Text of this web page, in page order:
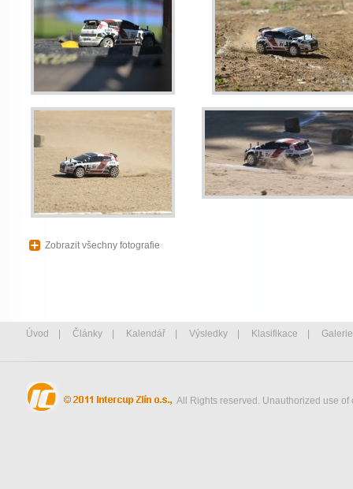
Zobrazit všechny fotografie
Úvod Články Kalendář Výsledky Klasifikace Galerie
All Rights reserved. Unauthorized use